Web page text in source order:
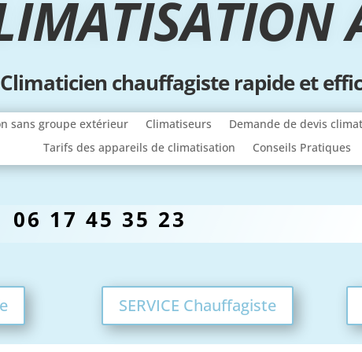
Climaticien chauffagiste rapide et
sans groupe extérieur Climatiseurs Demande de devis
Tarifs des appareils de climatisation
Conseils Pratiques
06 17 45 35 23
SERVICE Chauffagiste